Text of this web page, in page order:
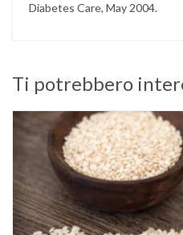
Diabetes Care, May 2004.
Ti potrebbero